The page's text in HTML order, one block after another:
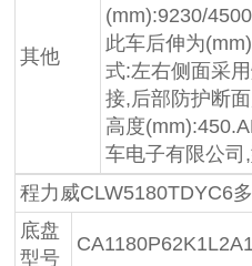
其他
(mm):9230/
此车后伸为
式:左右侧面采
接,后部防护断
高度
车电子有限公司
程力威CLW5180TDYC6
底盘
型号